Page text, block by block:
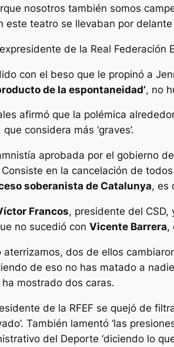
nosotros también somos
este teatro se llevaban por
de la Real Federación
con el beso que le propinó a
de la espontaneidad’, no
afirmó que la polémica
que considera más ‘graves’.
aprobada por el gobierno
en la cancelación de
soberanista de Catalunya, es
Francos, presidente del CSD,
no sucedió con Vicente Barrera,
aterrizamos, dos de ellos
de eso no has matado a
mostrado dos caras.
de la RFEF se quejó de
También lamentó ‘las
del Deporte ‘diciendo lo